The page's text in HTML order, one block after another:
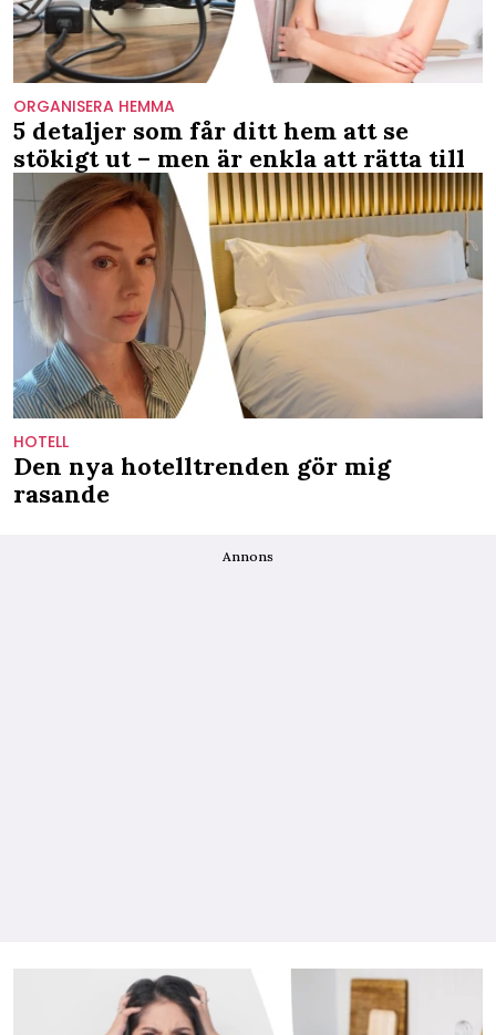
ORGANISERA HEMMA
5 detaljer som får ditt hem att se
stökigt ut – men är enkla att rätta till
HOTELL
Den nya hotelltrenden gör mig
rasande
Annons